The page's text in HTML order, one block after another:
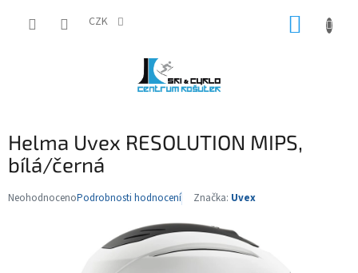
CZK
Helma Uvex RESOLUTION MIPS,
bílá/černá
Průměrné
NeohodnocenoPodrobnosti hodnocení Značka: Uvex